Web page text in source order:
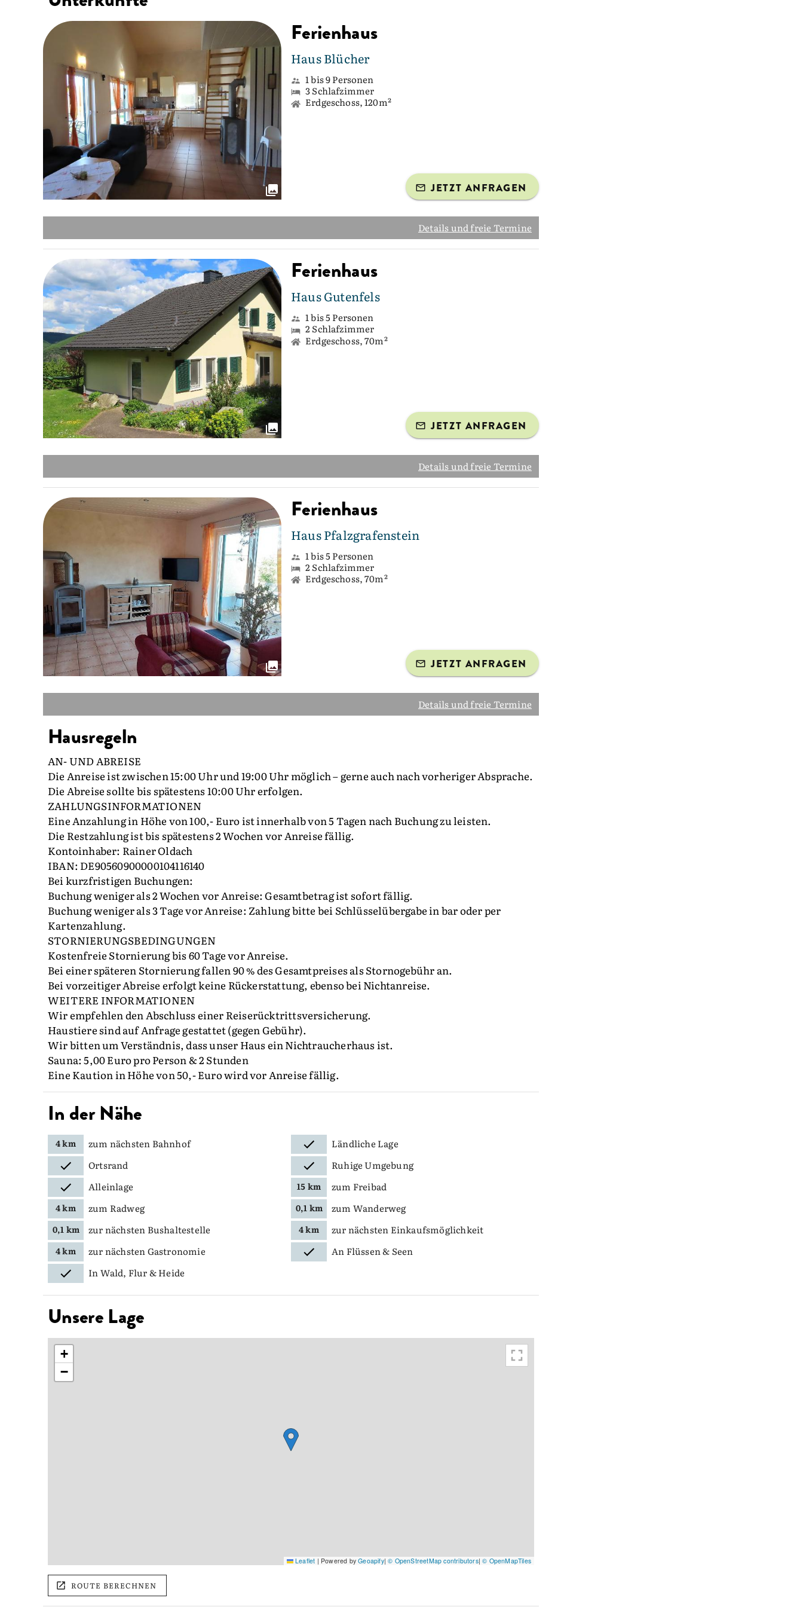
Ferienhaus
Haus Blücher
1 bis 9 Personen
3 Schlafzimmer
Erdgeschoss, 120m²
JETZT ANFRAGEN
Details und freie Termine
Ferienhaus
Haus Gutenfels
1 bis 5 Personen
2 Schlafzimmer
Erdgeschoss, 70m²
JETZT ANFRAGEN
Details und freie Termine
Ferienhaus
Haus Pfalzgrafenstein
1 bis 5 Personen
2 Schlafzimmer
Erdgeschoss, 70m²
JETZT ANFRAGEN
Details und freie Termine
Hausregeln
AN- UND ABREISE
Die Anreise ist zwischen 15:00 Uhr und 19:00 Uhr möglich – gerne auch nach vorheriger Absprache.
Die Abreise sollte bis spätestens 10:00 Uhr erfolgen.
ZAHLUNGSINFORMATIONEN
Eine Anzahlung in Höhe von 100,- Euro ist innerhalb von 5 Tagen nach Buchung zu leisten.
Die Restzahlung ist bis spätestens 2 Wochen vor Anreise fällig.
Kontoinhaber: Rainer Oldach
IBAN: DE90560900000104116140
Bei kurzfristigen Buchungen:
Buchung weniger als 2 Wochen vor Anreise: Gesamtbetrag ist sofort fällig.
Buchung weniger als 3 Tage vor Anreise: Zahlung bitte bei Schlüsselübergabe in bar oder per
Kartenzahlung.
STORNIERUNGSBEDINGUNGEN
Kostenfreie Stornierung bis 60 Tage vor Anreise.
Bei einer späteren Stornierung fallen 90 % des Gesamtpreises als Stornogebühr an.
Bei vorzeitiger Abreise erfolgt keine Rückerstattung, ebenso bei Nichtanreise.
WEITERE INFORMATIONEN
Wir empfehlen den Abschluss einer Reiserücktrittsversicherung.
Haustiere sind auf Anfrage gestattet (gegen Gebühr).
Wir bitten um Verständnis, dass unser Haus ein Nichtraucherhaus ist.
Sauna: 5,00 Euro pro Person & 2 Stunden
Eine Kaution in Höhe von 50,- Euro wird vor Anreise fällig.
In der Nähe
4 km zum nächsten Bahnhof
Ländliche Lage
Ortsrand
Ruhige Umgebung
Alleinlage
15 km zum Freibad
4 km zum Radweg 0,1 km zum Wanderweg
0,1 km zur nächsten Bushaltestelle 4 km zur nächsten Einkaufsmöglichkeit
4 km zur nächsten Gastronomie
An Flüssen & Seen
In Wald, Flur & Heide
Unsere Lage
+
−
Leaflet | Powered byGeoapify|© OpenStreetMap contributors|© OpenMapTiles
ROUTE BERECHNEN